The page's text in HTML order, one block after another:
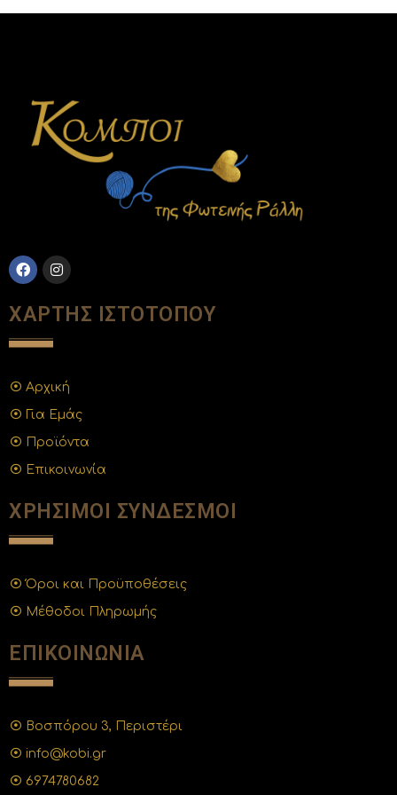
ΧΑΡΤΗΣ ΙΣΤΟΤΟΠΟΥ
Αρχική
Για Εμάς
Προϊόντα
Επικοινωνία
ΧΡΗΣΙΜΟΙ ΣΥΝΔΕΣΜΟΙ
Όροι και Προϋποθέσεις
Μέθοδοι Πληρωμής
ΕΠΙΚΟΙΝΩΝΙΑ
Βοσπόρου 3, Περιστέρι
info@kobi.gr
6974780682